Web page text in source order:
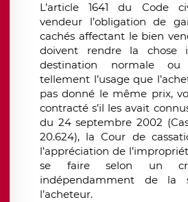
L’article 1641 du Code
vendeur l’obligation de
cachés affectant le bien
doivent rendre la chose
destination normale
tellement l’usage que
pas donné le même prix,
contracté s’il les avait
du 24 septembre 2002
20.624), la Cour de
l’appréciation de
se faire selon un
indépendamment de la
l’acheteur.